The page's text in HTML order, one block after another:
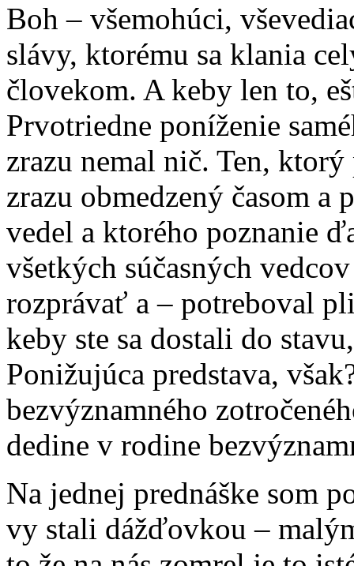
Boh – všemohúci,
slávy, ktorému sa klania
človekom. A keby len to,
Prvotriedne poníženie
zrazu nemal nič. Ten,
zrazu obmedzený časom a
vedel a ktorého poznanie
všetkých súčasných
rozprávať a – potreboval
keby ste sa dostali do
Ponižujúca predstava,
bezvýznamného
dedine v rodine
Na jednej prednáške som
vy stali dážďovkou –